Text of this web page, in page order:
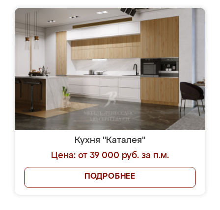
Кухня "Каталея"
Цена: от 39 000 руб. за п.м.
ПОДРОБНЕЕ